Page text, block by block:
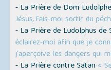
- La Prière de Dom
Jésus, fais-moi sortir du
- La Prière de Ludolphus de
éclairez-moi afin que je
j'aperçoive les dangers qui
- La Prière contre Satan «